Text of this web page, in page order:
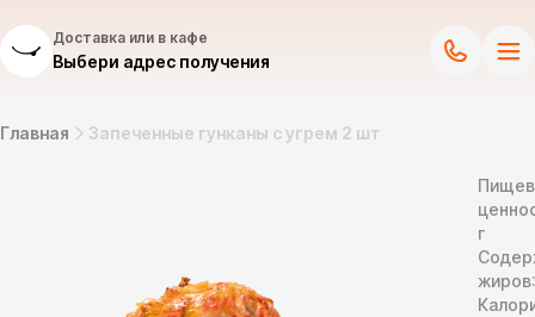
Доставка или в кафе
Выбери адрес получения
Главная Запеченные гунканы с угрем 2 шт
г